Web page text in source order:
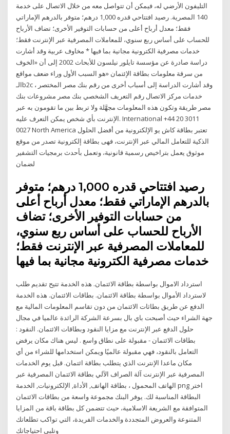
التليفون الأرضي له، فيمكن أن تتواصل معه من خلال الاتصال على خدمة
140 المصرية. رصيد افتتاحي قدره 1,000 درهم؛ متوفر بالدرهم الإماراتي
فقط؛ معدل أرباح أعلى من حسابات التوفير الأخرى؛ تضاف الأرباح
للحساب على أساس ربع سنوي، للمعاملات المصرفية عبر الإنترنت فقط؛
خدمات مصرفية الكترونية مجانية بما فيها * مخاوف عربية وقد أشارت
دراسة صادرة عن مؤسسة تايلور نيلسون للأبحاث 2002 إلى أن «الخوف
من سرقة معلومات بطاقة الإئتمان «هو السبب الأول وراء ضعف مواقع
الـb2c ، وقد أشارت الدراسة إلى أسباب أخرى من رقم بنك مصر المختصر
خدمات مركز الاتصال رقم التعريف الشخصي بنك مصر مشروعات بنك
مصر طريقة وتكون هذه المعلومات مجهَّلة ولا تربط بين ما تقومون به عبر
الإنترنت بأي شخص يمكن التعرف عليه. International +44 20 3011
0027 North America تعتبر بطاقة كاش يو الإلكترونية من أفضل الحلول
الذكية للتعامل المالي عبر الإنترنت، فهى بطاقة إلكترونية تصدر من موقع
موثوق يعمل بتراخيص رسمية قانونية، وتعمل بأحدث برمجيات التشفير
لضمان
رصيد افتتاحي قدره 1,000 درهم؛ متوفر
بالدرهم الإماراتي فقط؛ معدل أرباح أعلى
من حسابات التوفير الأخرى؛ تضاف
الأرباح للحساب على أساس ربع سنوي،
للمعاملات المصرفية عبر الإنترنت فقط؛
خدمات مصرفية الكترونية مجانية بما فيها
استرداد الاموال بواسطة بطاقة الائتمان. هذه الخدمة تتيح تقديم طلب
لاسترداد الأموال بواسطة بطاقة الائتمان. بطاقات الائتمان. هذه الخدمة
الدفع عن طريق بطاثات الائتمان من دون تقاسم المعلومات المالية مع
جهة الشراء حيث أصبحت باي بال بسرعة الشركة الرائدة عالميا في مجال
حلول الدفع عبر الإنترنت مع مزايا النقود وبطاقات الائتمان. النقود :
بطاقات الائتمان - مقبولة على نطاق واسع . ليس هناك مكان يرفض
التعامل بالنقود، فهي مقبولة عالميًا ويمكن استخدامها للشراء من أي
مكان ماعدا الإنترنت الذي يتطلب بطاقة ائتمان. قبل يوم الخدمات
المصرفية عبر الإنترنت آلة الصراف الآلي بطاقة الائتمان المصرفية عبر
الهاتف المحمول ، بطاقة الهاتف, الأداة, الإلكترونيات, الخدمة png اختر
البطاقة المناسبة لك. يوفر البنك مجموعة واسعة من بطاقات الائتمان
المتوافقة مع الشريعة الاسلامية، حيث تتضمن كل بطاقة باقة من المزايا
المتنوعة والعروض المتجددة والخدمات الفريدة، التي تواكب تطلعاتك
وتلبي احتياجاتك